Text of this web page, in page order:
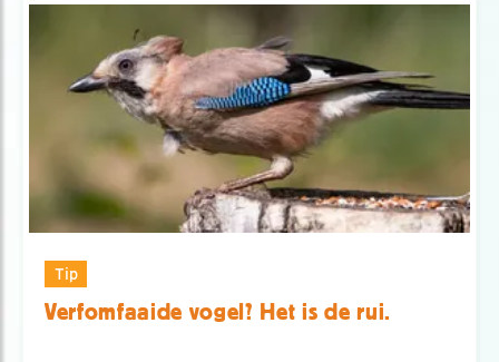
Tip
Verfomfaaide vogel? Het is de rui.